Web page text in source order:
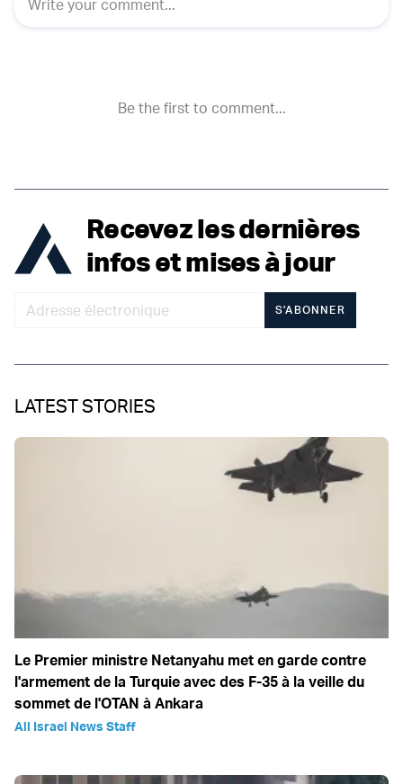
Recevez les dernières
infos et mises à jour
S'ABONNER
LATEST STORIES
Le Premier ministre Netanyahu met en garde contre
l'armement de la Turquie avec des F-35 à la veille du
sommet de l'OTAN à Ankara
All Israel News Staff